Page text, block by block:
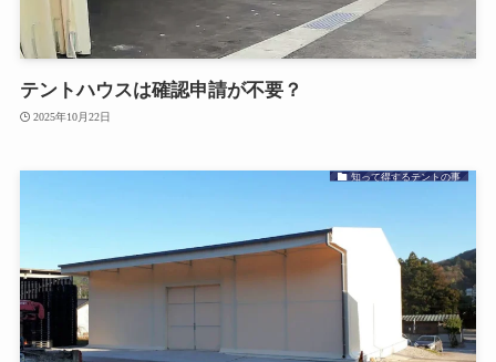
テントハウスは確認申請が不要？
2025年10月22日
知って得するテントの事